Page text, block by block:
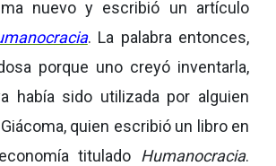
nuevo y escribió un artículo
. La palabra entonces,
porque uno creyó inventarla,
había sido utilizada por alguien
quien escribió un libro en
titulado Humanocracia.